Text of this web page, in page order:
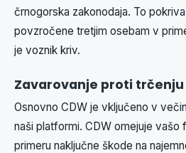
črnogorska zakonodaja. To
povzročene tretjim osebam v
je voznik kriv.
Zavarovanje proti trčenju
Osnovno CDW je vključeno v
naši platformi. CDW omejuje
primeru naključne škode na